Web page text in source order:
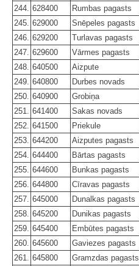
244. 628400 Rumbas pagasts
245. 629000 Snēpeles pagasts
246. 629200 Turlavas pagasts
247. 629600 Vārmes pagasts
248. 640500 Aizpute
249. 640800 Durbes novads
250. 640900 Grobiņa
251.
641400 Sakas novads
252. 641500 Priekule
253. 644200 Aizputes pagasts
254. 644400 Bārtas pagasts
255. 644600 Bunkas pagasts
256. 644800 Cīravas pagasts
257. 645000 Dunalkas pagasts
258. 645200 Dunikas pagasts
259. 645400 Embūtes pagasts
260. 645600 Gaviezes pagasts
261.
645800 Gramzdas pagasts